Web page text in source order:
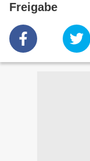
Freigabe